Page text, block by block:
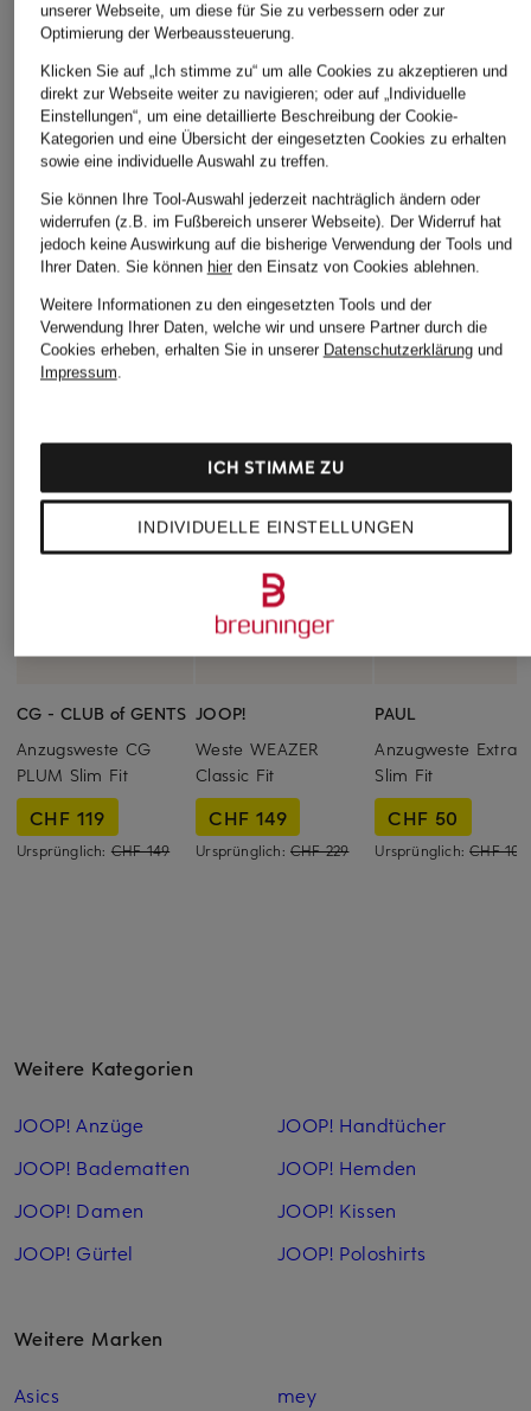
CG - CLUB of GENTS
Anzugsweste CG
PLUM Slim Fit
CHF 119
Ursprünglich: CHF 149
JOOP!
Weste WEAZER
Classic Fit
CHF 149
Ursprünglich: CHF 229
PAUL
Anzugweste Extra
Slim Fit
CHF 50
Ursprünglich:CHF 109
Weitere Kategorien
JOOP! Anzüge
JOOP! Badematten
JOOP! Damen
JOOP! Gürtel
JOOP! Handtücher
JOOP! Hemden
JOOP! Kissen
JOOP! Poloshirts
Weitere Marken
Asics
mey
unserer Webseite, um diese für Sie zu verbessern oder zur
Optimierung der Werbeaussteuerung.
Klicken Sie auf „Ich stimme zu“ um alle Cookies zu akzeptieren und
direkt zur Webseite weiter zu navigieren; oder auf „Individuelle
Einstellungen“, um eine detaillierte Beschreibung der Cookie-
Kategorien und eine Übersicht der eingesetzten Cookies zu erhalten
sowie eine individuelle Auswahl zu treffen.
Sie können Ihre Tool-Auswahl jederzeit nachträglich ändern oder
widerrufen (z.B. im Fußbereich unserer Webseite). Der Widerruf hat
jedoch keine Auswirkung auf die bisherige Verwendung der Tools und
Ihrer Daten. Sie können hierden Einsatz von Cookies ablehnen.
Weitere Informationen zu den eingesetzten Tools und der
Verwendung Ihrer Daten, welche wir und unsere Partner durch die
Cookies erheben, erhalten Sie in unserer Datenschutzerklärungund
Impressum.
INDIVIDUELLE EINSTELLUNGEN
ICH STIMME ZU